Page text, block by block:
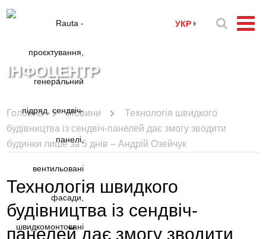
УКР
ІНФОЦЕНТР
Головна Новини
Технологія швидкого
будівництва із сендвіч-панелей дає змогу зводити
будинки лише за 5 днів – Андрій Озейчук
Технологія швидкого
будівництва із сендвіч-
панелей дає змогу зводити